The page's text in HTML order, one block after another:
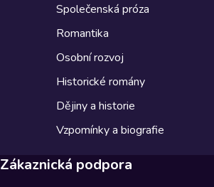
Společenská próza
Romantika
Osobní rozvoj
Historické romány
Dějiny a historie
Vzpomínky a biografie
Zákaznická podpora